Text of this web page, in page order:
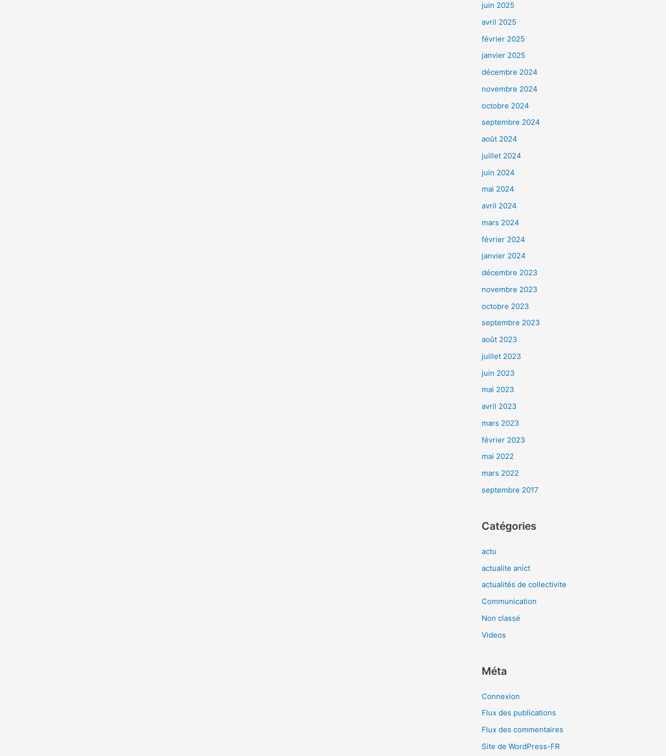
juin 2025
avril 2025
février 2025
janvier 2025
décembre 2024
novembre 2024
octobre 2024
septembre 2024
août 2024
juillet 2024
juin 2024
mai 2024
avril 2024
mars 2024
février 2024
janvier 2024
décembre 2023
novembre 2023
octobre 2023
septembre 2023
août 2023
juillet 2023
juin 2023
mai 2023
avril 2023
mars 2023
février 2023
mai 2022
mars 2022
septembre 2017
Catégories
actu
actualite anict
actualités de collectivite
Communication
Non classé
Videos
Méta
Connexion
Flux des publications
Flux des commentaires
Site de WordPress-FR